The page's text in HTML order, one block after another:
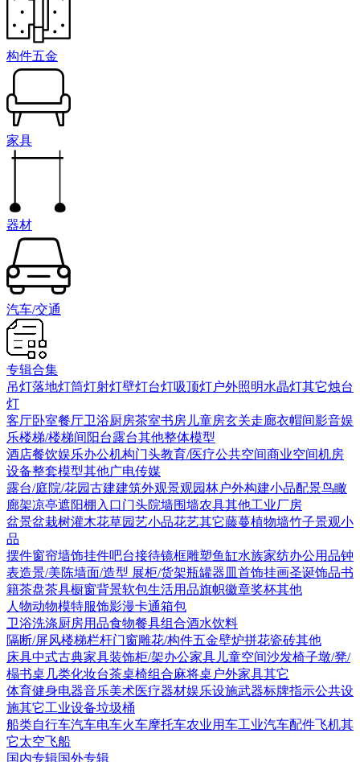
构件五金
家具
器材
汽车/交通
专辑合集
吊灯落地灯筒灯射灯壁灯台灯吸顶灯户外照明水晶灯其它烛台
灯
客厅卧室餐厅卫浴厨房茶室书房 儿童房玄关走廊衣帽间影音娱
乐楼梯/楼梯间 阳台露台其他整体模型
酒店餐饮娱乐办公机构门头教育/医疗公共空间商业空间机房
设备整套模型其他广电传媒
露台/庭院/花园古建建筑外观景观园林户外构建小品配景鸟瞰
廊架凉亭遮阳棚 入口门头院墙围墙农具其他工业厂房
盆景盆栽树灌木花草园艺小品花艺其它藤蔓植物墙竹子景观小
品
摆件窗帘墙饰挂件吧台接待镜框雕塑鱼缸水族家纺办公用品钟
表造景/美陈墙面/造型 展柜/货架瓶罐器皿 首饰挂画圣诞饰品书
籍茶盘茶具橱窗背景软包生活用品旗帜徽章奖杯其他
人物动物模特服饰影漫卡通箱包
卫浴洗涤厨房用品食物餐具组合酒水饮料
隔断/屏风楼梯栏杆门窗雕花/构件五金壁炉拼花瓷砖其他
床具中式古典家具装饰柜/架办公家具 儿童空间沙发椅子墩/凳/
榻书桌 几类化妆台茶桌椅组合麻将桌 户外家具其它
体育健身电器音乐美术医疗器材娱乐设施武器标牌指示公共设
施其它工业设备垃圾桶
船类自行车汽车电车火车摩托车农业用车工业汽车配件飞机其
它太空飞船
国内专辑国外专辑